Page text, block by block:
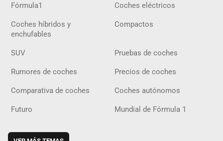
Fórmula1 Coches eléctricos
Coches híbridos y
enchufables
Compactos
SUV Pruebas de coches
Rumores de coches Precios de coches
Comparativa de coches Coches autónomos
Futuro Mundial de Fórmula 1